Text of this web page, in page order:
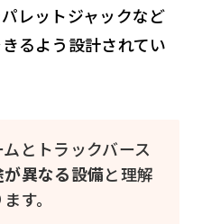
レットジャックなど
るよう設計されてい
とトラックバース
異なる設備と理解
す。